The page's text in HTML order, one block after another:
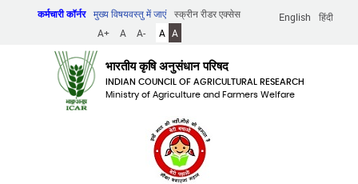
English हिंदी
कर्मचारी कॉर्नर मुख्य विषयवस्तु में जाएं
स्क्रीन रीडर एक्सेस
A+
A A- A A
भारतीय कृषि अनुसंधान परिषद
INDIAN COUNCIL OF AGRICULTURAL RESEARCH
Ministry of Agriculture and Farmers Welfare